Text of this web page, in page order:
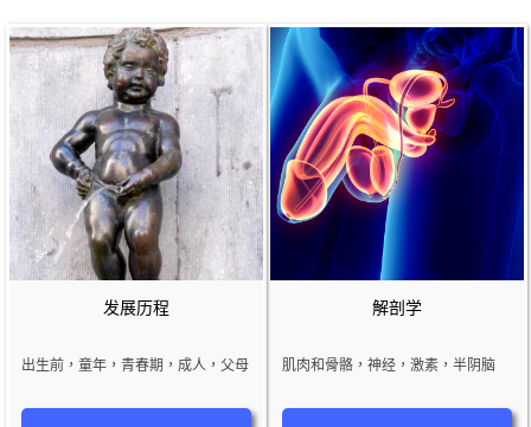
发展历程
出生前，童年，青春期，成人，父母
解剖学
肌肉和骨骼，神经，激素，半阴脑